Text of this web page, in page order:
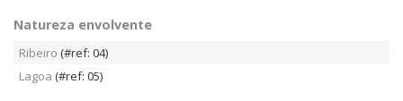
Natureza envolvente
Ribeiro (#ref: 04)
Lagoa (#ref: 05)